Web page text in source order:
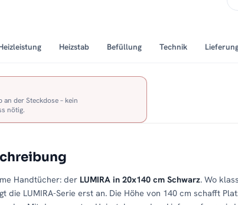
Heizstab Befüllung Technik
an der Steckdose – kein
nötig.
Handtücher: der LUMIRA in 20x140 cm Schwarz. Wo
die LUMIRA-Serie erst an. Die Höhe von 140 cm schafft